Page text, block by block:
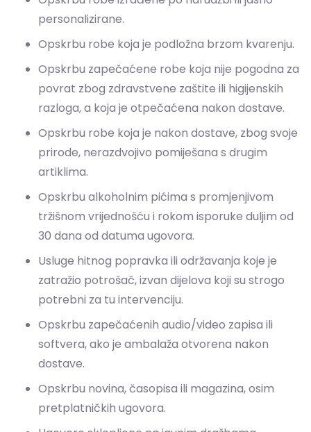
povrat zbog zdravstvene zaštite ili higijenskih
razloga, a koja je otpečaćena nakon dostave.
Opskrbu robe koja je nakon dostave, zbog svoje
prirode, nerazdvojivo pomiješana s drugim
artiklima.
Opskrbu alkoholnim pićima s promjenjivom
tržišnom vrijednošću i rokom isporuke duljim od
30 dana od datuma ugovora.
zatražio potrošač, izvan dijelova koji su strogo
potrebni za tu intervenciju.
Opskrbu zapečaćenih audio/video zapisa ili
softvera, ako je ambalaža otvorena nakon
dostave.
Opskrbu novina, časopisa ili magazina, osim
pretplatničkih ugovora.
Ugovore sklopljene na javnim dražbama.
Usluge smještaja, prijevoza robe, najma
automobila, ugostiteljske ili rekreacijske usluge
ako ugovorom postoji točan datum ili razdoblje.